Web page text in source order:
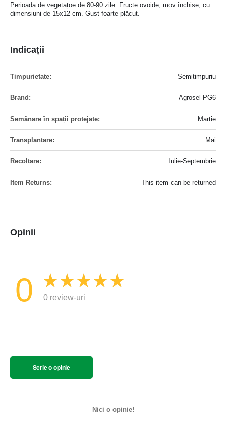
Perioada de vegetațoe de 80-90 zile. Fructe ovoide, mov închise, cu
dimensiuni de 15x12 cm. Gust foarte plăcut.
Indicații
multe
Semitimpuriu
Agrosel-PG6
Martie
Mai
Iulie-Septembrie
This item can be returned
Opinii
0 0 review-uri
Scrie o opinie
Nici o opinie!